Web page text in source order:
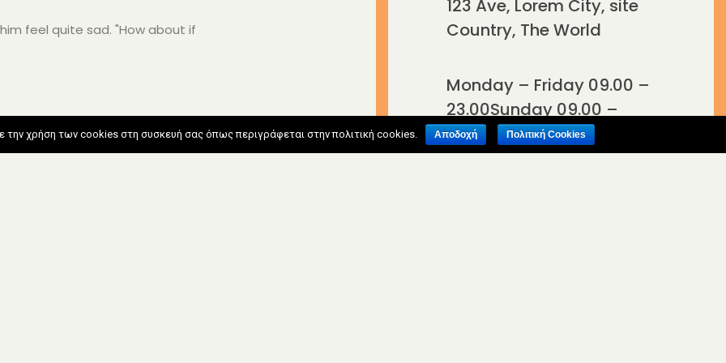
feel quite sad. "How about if
123 Ave, Lorem City, site
Country, The World
Monday – Friday 09.00 –
23.00Sunday 09.00 –
16.00
την χρήση των cookies στη συσκευή σας όπως περιγράφεται στην πολιτική cookies. Αποδοχή Πολιτική Cookies